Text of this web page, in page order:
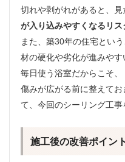
切れや剥がれがあると、見
が入り込みやすくなるリス
また、築30年の住宅とい
材の硬化や劣化が進みやす
毎日使う浴室だからこそ、
傷みが広がる前に整えて
て、今回のシーリング工事
施工後の改善ポイント